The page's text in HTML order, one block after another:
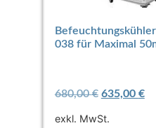
038 für Maximal
680,00€ 635,00 €
exkl. MwSt.